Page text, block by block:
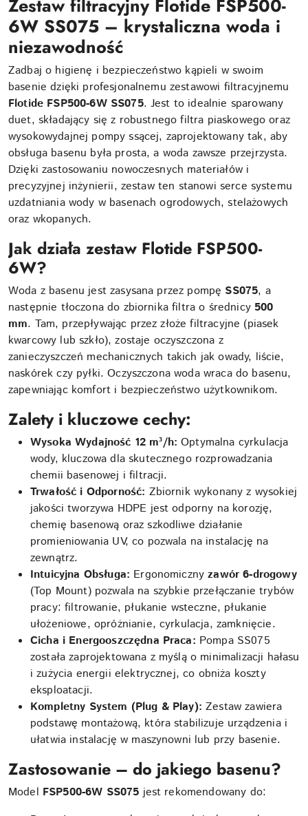
Zestaw filtracyjny Flotide FSP500-
6W SS075 – krystaliczna woda i
niezawodność
Zadbaj o higienę i bezpieczeństwo kąpieli w swoim
basenie dzięki profesjonalnemu zestawowi filtracyjnemu
Flotide FSP500-6W SS075. Jest to idealnie sparowany
duet, składający się z robustnego filtra piaskowego oraz
wysokowydajnej pompy ssącej, zaprojektowany tak, aby
obsługa basenu była prosta, a woda zawsze przejrzysta.
Dzięki zastosowaniu nowoczesnych materiałów i
precyzyjnej inżynierii, zestaw ten stanowi serce systemu
uzdatniania wody w basenach ogrodowych, stelażowych
oraz wkopanych.
Jak działa zestaw Flotide FSP500-
6W?
Woda z basenu jest zasysana przez pompę SS075, a
następnie tłoczona do zbiornika filtra o średnicy 500
mm. Tam, przepływając przez złoże filtracyjne (piasek
kwarcowy lub szkło), zostaje oczyszczona z
zanieczyszczeń mechanicznych takich jak owady, liście,
naskórek czy pyłki. Oczyszczona woda wraca do basenu,
zapewniając komfort i bezpieczeństwo użytkownikom.
Zalety i kluczowe cechy:
Wysoka Wydajność 12 m³/h: Optymalna cyrkulacja
wody, kluczowa dla skutecznego rozprowadzania
chemii basenowej i filtracji.
Trwałość i Odporność: Zbiornik wykonany z wysokiej
jakości tworzywa HDPE jest odporny na korozję,
chemię basenową oraz szkodliwe działanie
promieniowania UV, co pozwala na instalację na
zewnątrz.
Intuicyjna Obsługa: Ergonomicznyzawór 6-drogowy
(Top Mount) pozwala na szybkie przełączanie trybów
pracy: filtrowanie, płukanie wsteczne, płukanie
ułożeniowe, opróżnianie, cyrkulacja, zamknięcie.
Cicha i Energooszczędna Praca: Pompa SS075
została zaprojektowana z myślą o minimalizacji hałasu
i zużycia energii elektrycznej, co obniża koszty
eksploatacji.
Kompletny System (Plug & Play): Zestaw zawiera
podstawę montażową, która stabilizuje urządzenia i
ułatwia instalację w maszynowni lub przy basenie.
Zastosowanie – do jakiego basenu?
Model FSP500-6W SS075 jest rekomendowany do: